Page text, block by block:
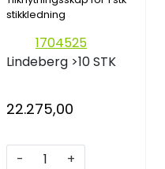
stikkledning
1704525
Lindeberg >10 STK
22.275,00
- +